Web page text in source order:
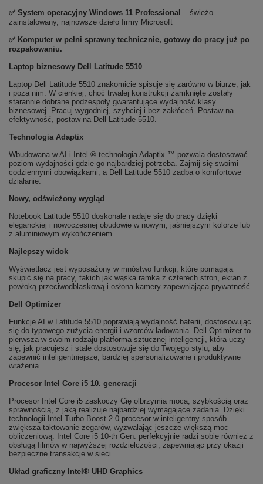
✅ System operacyjny Windows 11 Professional – świeżo
zainstalowany, najnowsze dzieło firmy Microsoft
✅ Komputer w pełni sprawny technicznie, gotowy do pracy już po
rozpakowaniu.
Laptop biznesowy Dell Latitude 5510
Laptop Dell Latitude 5510 znakomicie spisuje się zarówno w biurze, jak
i poza nim. W cienkiej, choć trwałej konstrukcji zamknięte zostały
starannie dobrane podzespoły gwarantujące wydajność klasy
biznesowej. Pracuj wygodniej, szybciej i bez zakłóceń. Postaw na
efektywność, postaw na Dell Latitude 5510.
Technologia Adaptix
Wbudowana w AI i Intel ® technologia Adaptix ™ pozwala dostosować
poziom wydajności gdzie go najbardziej potrzeba. Zajmij się swoimi
codziennymi obowiązkami, a Dell Latitude 5510 zadba o komfortowe
działanie.
Nowy, odświeżony wygląd
Notebook Latitude 5510 doskonale nadaje się do pracy dzięki
eleganckiej i nowoczesnej obudowie w nowym, jaśniejszym kolorze lub
z aluminiowym wykończeniem.
Najlepszy widok
Wyświetlacz jest wyposażony w mnóstwo funkcji, które pomagają
skupić się na pracy, takich jak wąska ramka z czterech stron, ekran z
powłoką przeciwodblaskową i osłona kamery zapewniająca prywatność.
Dell Optimizer
Funkcje AI w Latitude 5510 poprawiają wydajność baterii, dostosowując
się do typowego zużycia energii i wzorców ładowania. Dell Optimizer to
pierwsza w swoim rodzaju platforma sztucznej inteligencji, która uczy
się, jak pracujesz i stale dostosowuje się do Twojego stylu, aby
zapewnić inteligentniejsze, bardziej spersonalizowane i produktywne
wrażenia.
Procesor Intel Core i5 10. generacji
Procesor Intel Core i5 zaskoczy Cię olbrzymią mocą, szybkością oraz
sprawnością, z jaką realizuje najbardziej wymagające zadania. Dzięki
technologii Intel Turbo Boost 2.0 procesor w inteligentny sposób
zwiększa taktowanie zegarów, wyzwalając jeszcze większą moc
obliczeniową. Intel Core i5 10-th Gen. perfekcyjnie radzi sobie również z
obsługą filmów w najwyższej rozdzielczości, zapewniając przy okazji
bezpieczne transakcje w sieci.
Układ graficzny Intel® UHD Graphics